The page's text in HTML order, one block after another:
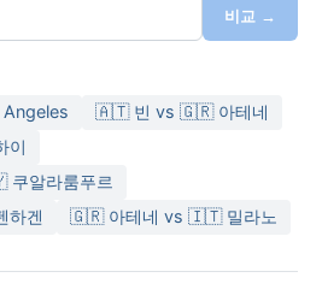
비교 →
🇦🇹 빈 vs 🇬🇷 아테네
이
알라룸푸르
겐
🇬🇷 아테네 vs 🇮🇹 밀라노